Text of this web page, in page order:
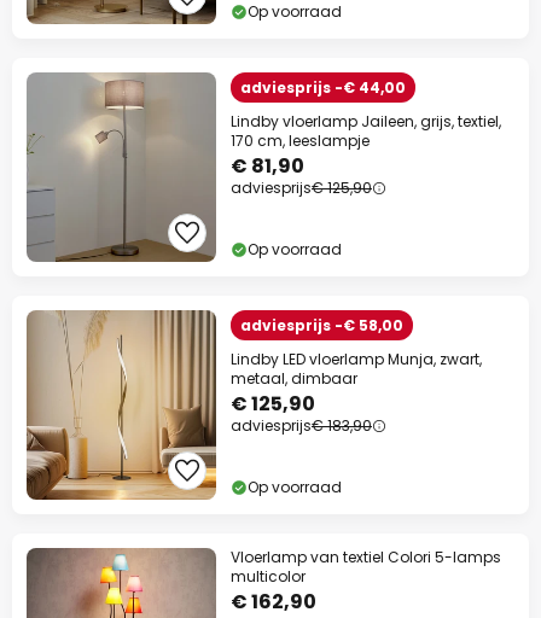
Op voorraad
adviesprijs -€ 44,00
Lindby vloerlamp Jaileen, grijs, textiel,
170 cm, leeslampje
€ 81,90
adviesprijs€ 125,90
Op voorraad
adviesprijs -€ 58,00
Lindby LED vloerlamp Munja, zwart,
metaal, dimbaar
€ 125,90
adviesprijs€ 183,90
Op voorraad
Vloerlamp van textiel Colori 5-lamps
multicolor
€ 162,90